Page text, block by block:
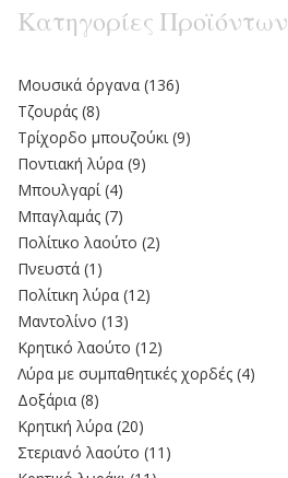
Κατηγορίες Προϊόντων
Moυσικά όργανα (136)
Τζουράς (8)
Τρίχορδο μπουζούκι (9)
Ποντιακή λύρα (9)
Μπουλγαρί (4)
Μπαγλαμάς (7)
Πολίτικο λαούτο (2)
Πνευστά (1)
Πολίτικη λύρα (12)
Μαντολίνο (13)
Κρητικό λαούτο (12)
Λύρα με συμπαθητικές χορδές (4)
Δοξάρια (8)
Κρητική λύρα (20)
Στεριανό λαούτο (11)